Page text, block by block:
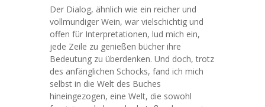
Der Dialog, ähnlich wie ein reicher und
vollmundiger Wein, war vielschichtig und
offen für Interpretationen, lud mich ein,
jede Zeile zu genießen bücher ihre
Bedeutung zu überdenken. Und doch, trotz
des anfänglichen Schocks, fand ich mich
selbst in die Welt des Buches
hineingezogen, eine Welt, die sowohl